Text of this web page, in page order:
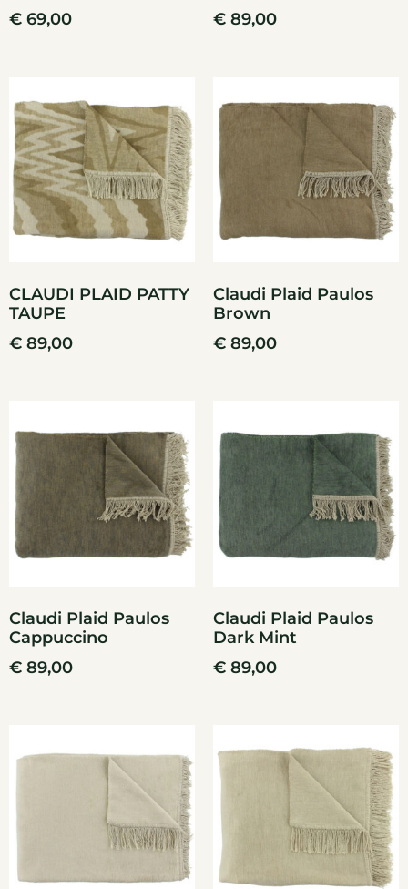
€ 69,00
€ 89,00
CLAUDI PLAID PATTY
TAUPE
€ 89,00
Claudi Plaid Paulos
Brown
€ 89,00
Claudi Plaid Paulos
Cappuccino
€ 89,00
Claudi Plaid Paulos
Dark Mint
€ 89,00